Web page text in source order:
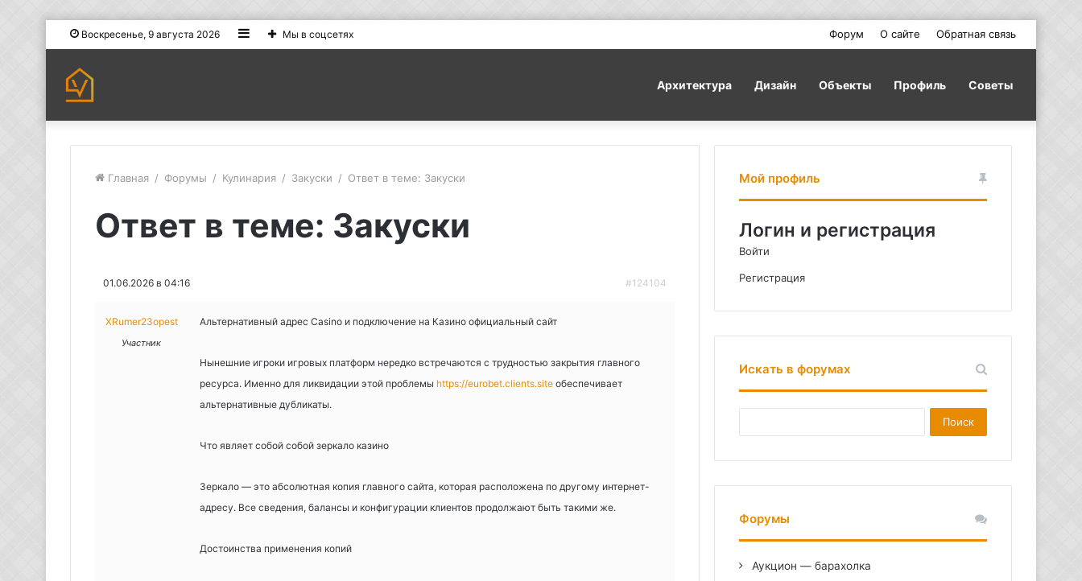
Воскресенье, 9 августа 2026 SidebarМы в соцсетях Форум О сайте Обратная связь
Архитектура Дизайн Объекты Профиль Советы
Главная / Форумы / Кулинария / Закуски / Ответ в теме: Закуски
Ответ в теме: Закуски
01.06.2026 в 04:16 #124104
XRumer23opest
Участник
Альтернативный адрес Casino и подключение на Казино официальный сайт
Нынешние игроки игровых платформ нередко встречаются с трудностью закрытия главного
ресурса. Именно для ликвидации этой проблемы https://eurobet.clients.site обеспечивает
альтернативные дубликаты.
Что являет собой собой зеркало казино
Зеркало — это абсолютная копия главного сайта, которая расположена по другому интернет-
адресу. Все сведения, балансы и конфигурации клиентов продолжают быть такими же.
Достоинства применения копий
Мой профиль
Логин и регистрация
Войти
Регистрация
Искать в форумах
Форумы
Аукцион — барахолка